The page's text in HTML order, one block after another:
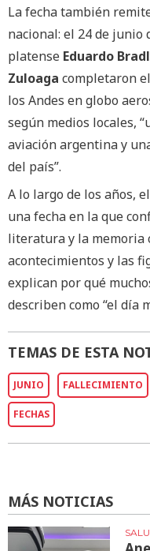
La fecha también
nacional: el 24 de junio
platense Eduardo
Zuloaga completaron
los Andes en globo
según medios locales,
aviación argentina y
del país”.
A lo largo de los años,
una fecha en la que
literatura y la memoria
acontecimientos y las
explican por qué
describen como “el día
TEMAS DE ESTA
JUNIO FALLECIMIENTO
FECHAS
MÁS NOTICIAS